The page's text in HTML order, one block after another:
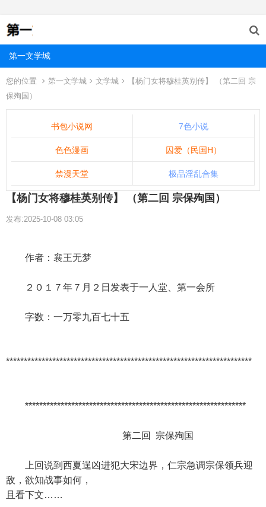
第一文学城
您的位置 第一文学城 文学城
【杨门女将穆桂英别传】 （第二回 宗
保殉国）
书包小说网 7色小说
色色漫画 囚爱（民国H）
禁漫天堂 极品淫乱合集
【杨门女将穆桂英别传】 （第二回 宗保殉国）
发布:2025-10-08 03:05
作者：襄王无梦
２０１７年７月２日发表于一人堂、第一会所
字数：一万零九百七十五
*********************************************************************
**************************************************************
第二回 宗保殉国
上回说到西夏逞凶进犯大宋边界，仁宗急调宗保领兵迎
敌，欲知战事如何，
且看下文……